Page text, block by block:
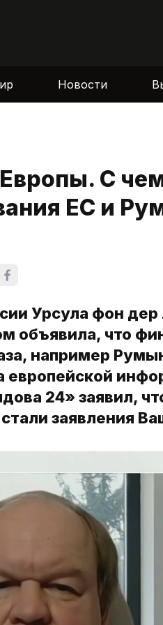
Новости
С
ЕС и
Урсула фон
объявила, что
например
европейской
24» заявил,
заявления